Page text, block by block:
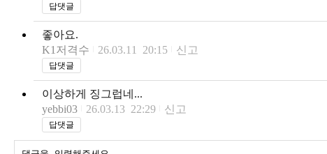
답댓글
좋아요.
K1저격수
26.03.11 20:15 신고
답댓글
이상하게 징그럽네...
yebbi03
26.03.13 22:29 신고
답댓글